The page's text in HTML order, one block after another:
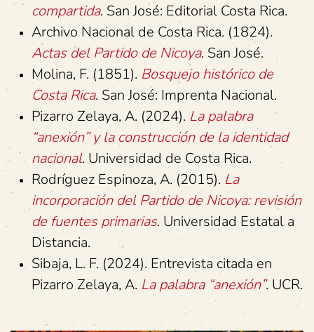
compartida. San José: Editorial Costa Rica.
Archivo Nacional de Costa Rica. (1824).
Actas del Partido de Nicoya. San José.
Molina, F. (1851). Bosquejo histórico de
Costa Rica. San José: Imprenta Nacional.
Pizarro Zelaya, A. (2024). La palabra
“anexión” y la construcción de la identidad
nacional. Universidad de Costa Rica.
Rodríguez Espinoza, A. (2015). La
incorporación del Partido de Nicoya: revisión
de fuentes primarias. Universidad Estatal a
Distancia.
Sibaja, L. F. (2024). Entrevista citada en
Pizarro Zelaya, A. La palabra “anexión”. UCR.